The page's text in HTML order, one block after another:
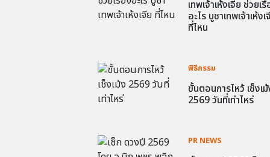
เทพเจ้าเห้งเจีย ช่วยเ
อะไร บูชาเทพเจ้าเห้งเ
ที่ไหน
พิธีกรรม
ขั้นตอนการไหว้ เช็งเ
2569 วันที่เท่าไหร่
PR NEWS